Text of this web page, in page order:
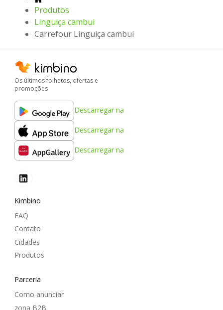
Produtos
Linguiça cambui
Carrefour Linguiça cambui
Os últimos folhetos, ofertas e
promoções
Descarregar na
Descarregar na
Descarregar na
Kimbino
FAQ
Contato
Cidades
Produtos
Parceria
Como anunciar
zona B2B